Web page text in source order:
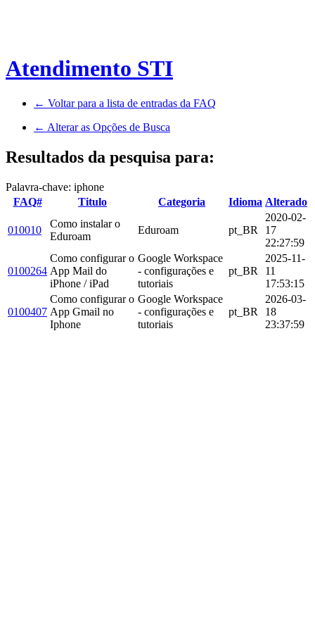
Atendimento STI
← Voltar para a lista de entradas da FAQ
← Alterar as Opções de Busca
Resultados da pesquisa para:
Palavra-chave: iphone
FAQ#
Titulo Categoria Idioma Alterado
010010
Como instalar o
Eduroam
Eduroam pt_BR
2020-02-
17
22:27:59
0100264
Como configurar o
App Mail do
iPhone / iPad
Google Workspace
- configurações e
tutoriais
pt_BR
2025-11-
11
17:53:15
0100407
Como configurar o
App Gmail no
Iphone
Google Workspace
- configurações e
tutoriais
pt_BR
2026-03-
18
23:37:59